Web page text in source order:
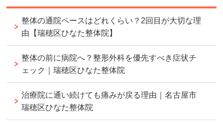
整体の通院ペースはどれくらい？2回目が大切な理
由【瑞穂区ひなた整体院】
整体の前に病院へ？整形外科を優先すべき症状チ
ェック｜瑞穂区ひなた整体院
治療院に通い続けても痛みが戻る理由｜名古屋市
瑞穂区ひなた整体院